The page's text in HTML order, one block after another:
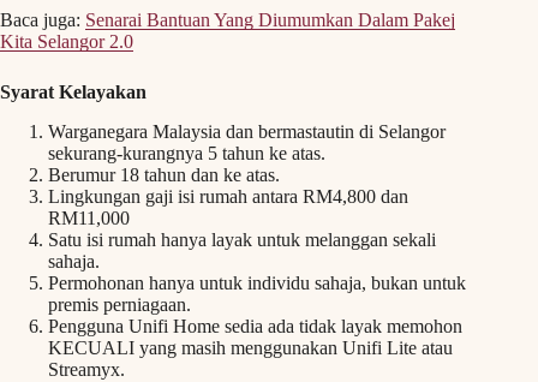
Baca juga: Senarai Bantuan Yang Diumumkan Dalam Pakej
Kita Selangor 2.0
Syarat Kelayakan
Warganegara Malaysia dan bermastautin di Selangor
sekurang-kurangnya 5 tahun ke atas.
Berumur 18 tahun dan ke atas.
Lingkungan gaji isi rumah antara RM4,800 dan
RM11,000
Satu isi rumah hanya layak untuk melanggan sekali
sahaja.
Permohonan hanya untuk individu sahaja, bukan untuk
premis perniagaan.
Pengguna Unifi Home sedia ada tidak layak memohon
KECUALI yang masih menggunakan Unifi Lite atau
Streamyx.